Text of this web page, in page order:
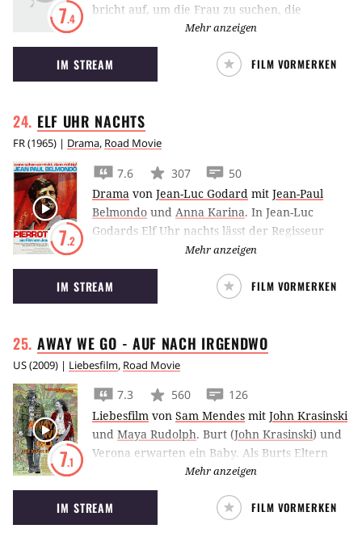
7.4
bricht auf, um die Frau zu suchen, die
während des Zweiten Weltkriegs seinem
jüdischen Großvater in der Ukraine das Leben
gerettet hat. Zunächst scheint es nur darum zu
gehen, unter absolut bizarren Umständen die
zusammenzusetzen - doch schon bald gewinnt
die Reise durch eine Reihe bewegender
Wie wichtig ist es, die Erinnerung zu
bewahren? Wie gefährlich können
Geheimnisse sein? Wie geht man heute mit
dem Holocaust um? Was bedeutet
Freundschaft? Und was Liebe?
Mehr anzeigen
IM STREAM FILM VORMERKEN
ELF UHR NACHTS
FR(1965) | Drama, Road Movie
7.2
7.6 307
50
Drama von Jean-Luc Godard mit Jean-Paul
Belmondo und Anna Karina. In Jean-Luc
Godards Elf Uhr nachts lässt der Regisseur
Jean-Paul Belmondo und seine Muse Anna
Karina miteinander durchbrechen
Mehr anzeigen
IM STREAM FILM VORMERKEN
AWAY WE GO - AUF NACH IRGENDWO
US(2009) | Liebesfilm, Road Movie
7.1
7.3 560
126
Liebesfilm von Sam Mendes mit John Krasinski
und Maya Rudolph. Burt (John Krasinski) und
Verona erwarten ein Baby. Als Burts Eltern
ihnen verkünden, dass sie nach Belgien
umziehen werden, fühlt sich das Paar
entwurzelt und begibt sich auf eine Reise quer
durch die USA, um den Platz zu finden, an
Mehr anzeigen
IM STREAM FILM VORMERKEN